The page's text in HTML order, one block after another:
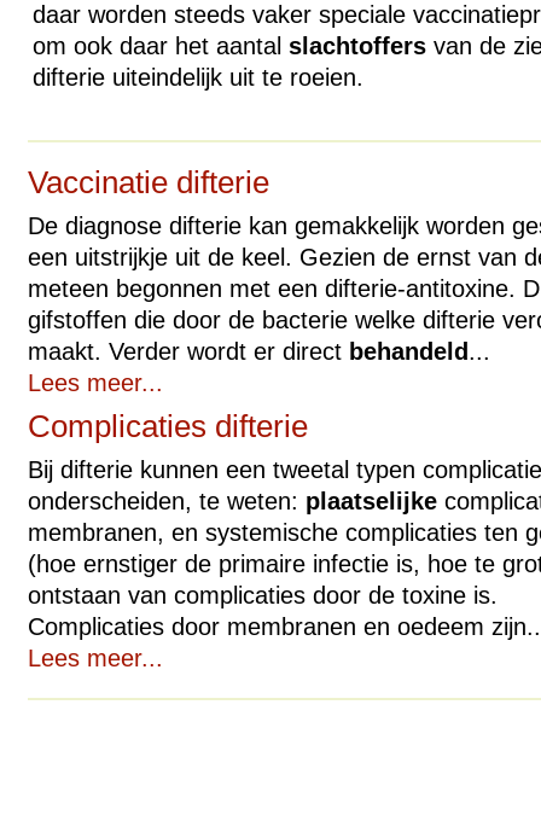
daar worden steeds vaker speciale
om ook daar het aantal slachtoffersvan de
difterie uiteindelijk uit te roeien.
Vaccinatie difterie
De diagnose difterie kan gemakkelijk worden
een uitstrijkje uit de keel. Gezien de ernst van
meteen begonnen met een difterie-antitoxine.
gifstoffen die door de bacterie welke difterie
maakt. Verder wordt er direct behandeld...
Lees meer...
Complicaties difterie
Bij difterie kunnen een tweetal typen
onderscheiden, te weten: plaatselijke
membranen, en systemische complicaties ten
(hoe ernstiger de primaire infectie is, hoe te
ontstaan van complicaties door de toxine is.
Complicaties door membranen en oedeem
Lees meer...